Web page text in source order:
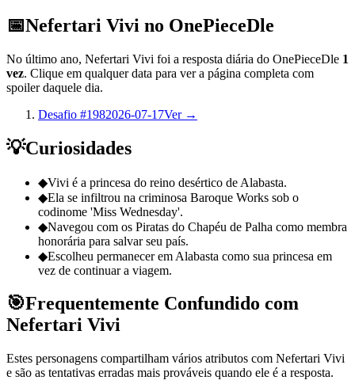
📅Nefertari Vivi no OnePieceDle
No último ano, Nefertari Vivi foi a resposta diária do OnePieceDle 1
vez. Clique em qualquer data para ver a página completa com
spoiler daquele dia.
Desafio #1982026-07-17Ver →
💡Curiosidades
◆Vivi é a princesa do reino desértico de Alabasta.
◆Ela se infiltrou na criminosa Baroque Works sob o
codinome 'Miss Wednesday'.
◆Navegou com os Piratas do Chapéu de Palha como membra
honorária para salvar seu país.
◆Escolheu permanecer em Alabasta como sua princesa em
vez de continuar a viagem.
🎯Frequentemente Confundido com
Nefertari Vivi
Estes personagens compartilham vários atributos com Nefertari Vivi
e são as tentativas erradas mais prováveis quando ele é a resposta.